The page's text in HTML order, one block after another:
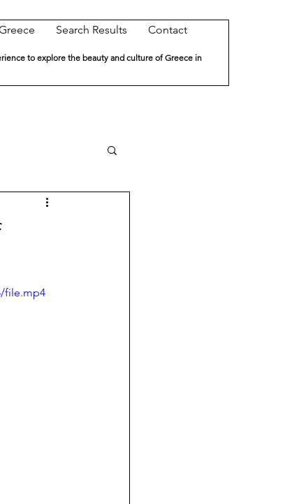
Search Results Contact
to explore the beauty and culture of Greece in
file.mp4